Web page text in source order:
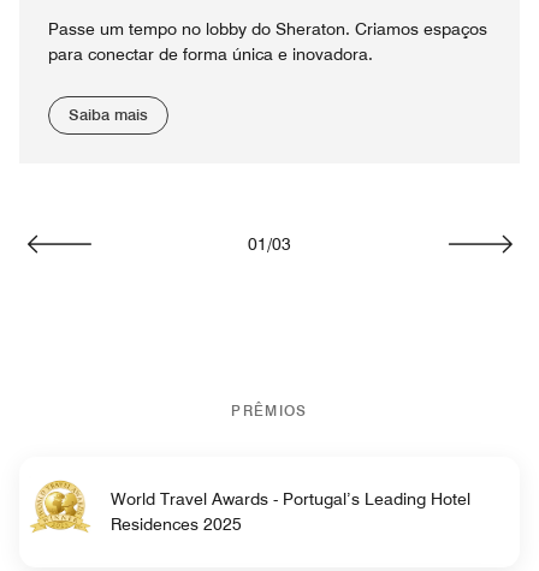
Passe um tempo no lobby do Sheraton. Criamos espaços
para conectar de forma única e inovadora.
Saiba mais
01/03
PRÊMIOS
World Travel Awards - Portugal’s Leading Hotel
Residences 2025